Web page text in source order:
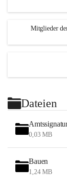
Mitglieder
Dateien
0,03 MB
Bauen
1,24 MB